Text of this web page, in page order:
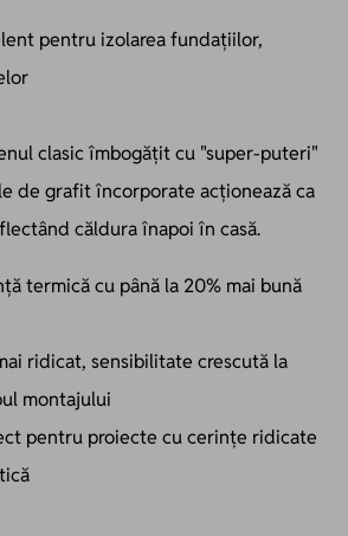
pentru izolarea fundațiilor,
clasic îmbogățit cu "super-puteri"
de grafit încorporate acționează ca
căldura înapoi în casă.
termică cu până la 20% mai bună
ridicat, sensibilitate crescută la
montajului
pentru proiecte cu cerințe ridicate